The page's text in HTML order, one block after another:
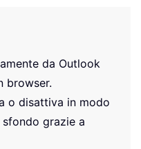
da Outlook
browser.
o disattiva in modo
grazie a